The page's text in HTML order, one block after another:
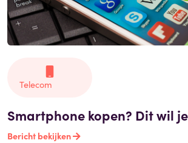
Telecom
Smartphone kopen? Dit wil
Bericht bekijken